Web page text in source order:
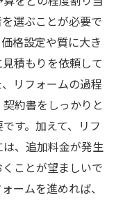
選ぶことが必要で
格設定や質に大き
積もりを依頼して
リフォームの過程
約書をしっかりと
す。加えて、リフ
、追加料金が発生
ことが望ましいで
ームを進めれば、